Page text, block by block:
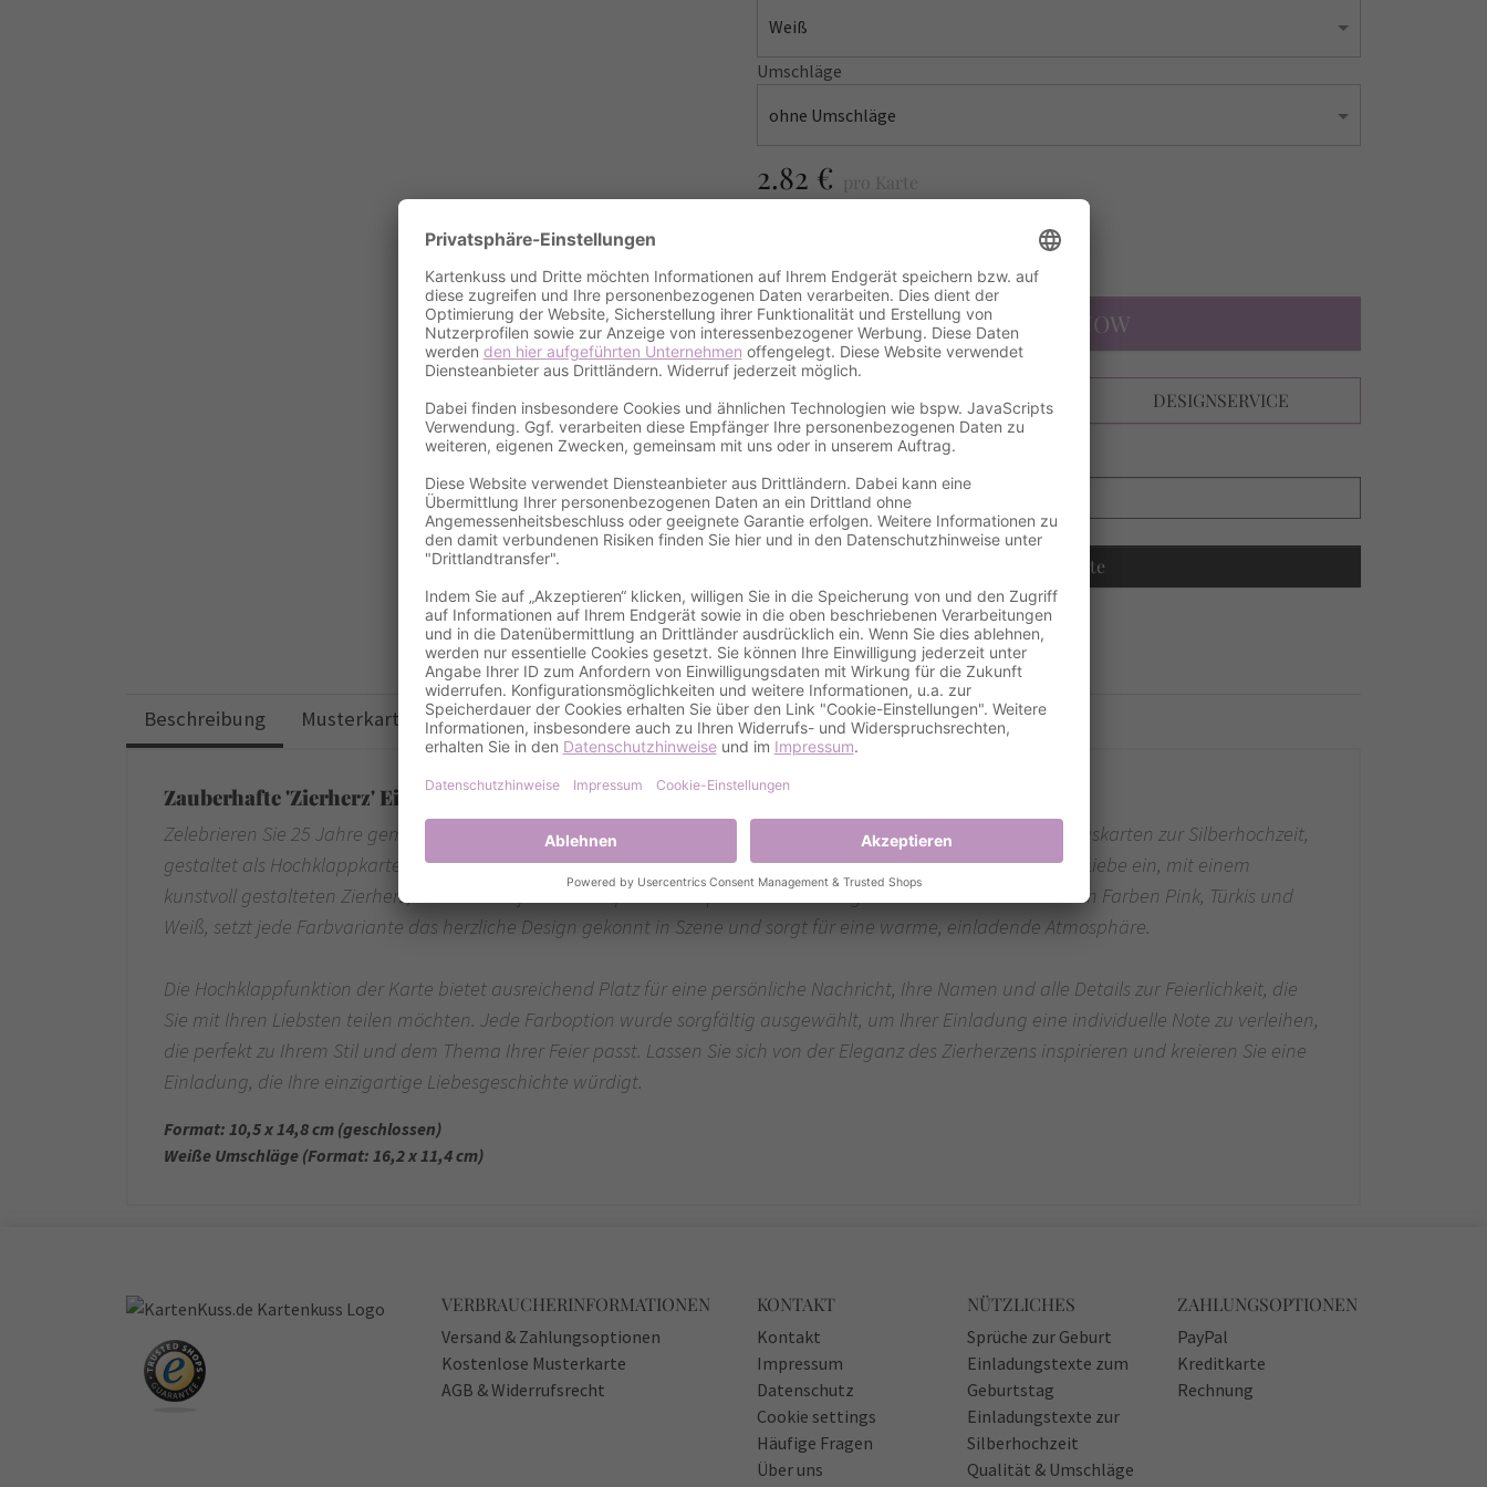
Weiß
Umschläge
ohne Umschläge
2.82 € pro Karte
DESIGN NOW
MUSTER BESTELLEN DESIGNSERVICE
Amount / Anzahl
Recalculate
Details
Beschreibung Musterkarten Designservice
Zauberhafte 'Zierherz' Einladungskarten zur Silberhochzeit: Liebe in Farbe
Zelebrieren Sie 25 Jahre gemeinsamer Liebe und Verbundenheit mit unseren entzückenden 'Zierherz' Einladungskarten zur Silberhochzeit,
gestaltet als Hochklappkarte im Format 10,5 x 14,8 cm. Diese Einladungen fangen die Essenz Ihrer dauerhaften Liebe ein, mit einem
kunstvoll gestalteten Zierherz, das sich auf jeder Karte prominent präsentiert. Verfügbar in den ausdrucksstarken Farben Pink, Türkis und
Weiß, setzt jede Farbvariante das herzliche Design gekonnt in Szene und sorgt für eine warme, einladende Atmosphäre.
Die Hochklappfunktion der Karte bietet ausreichend Platz für eine persönliche Nachricht, Ihre Namen und alle Details zur Feierlichkeit, die
Sie mit Ihren Liebsten teilen möchten. Jede Farboption wurde sorgfältig ausgewählt, um Ihrer Einladung eine individuelle Note zu verleihen,
die perfekt zu Ihrem Stil und dem Thema Ihrer Feier passt. Lassen Sie sich von der Eleganz des Zierherzens inspirieren und kreieren Sie eine
Einladung, die Ihre einzigartige Liebesgeschichte würdigt.
Format: 10,5 x 14,8 cm (geschlossen)
Weiße Umschläge (Format: 16,2 x 11,4 cm)
VERBRAUCHERINFORMATIONEN
Versand & Zahlungsoptionen
Kostenlose Musterkarte
AGB & Widerrufsrecht
KONTAKT
Kontakt
Impressum
Datenschutz
Cookie settings
Häufige Fragen
Über uns
NÜTZLICHES
Sprüche zur Geburt
Einladungstexte zum
Geburtstag
Einladungstexte zur
Silberhochzeit
Qualität & Umschläge
ZAHLUNGSOPTIONEN
PayPal
Kreditkarte
Rechnung